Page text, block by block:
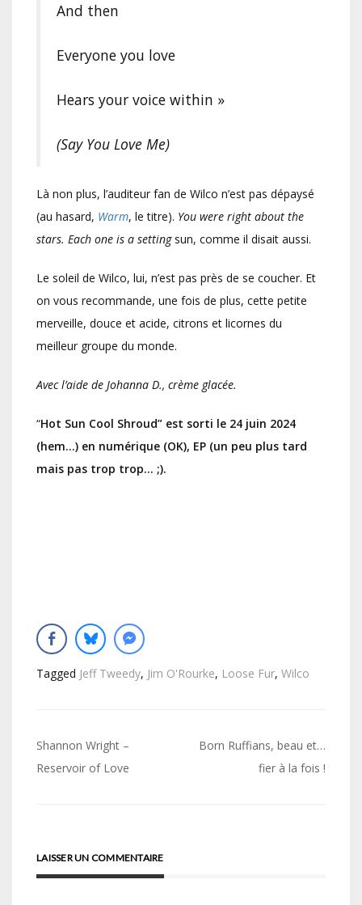
And then
Everyone you love
Hears your voice within »
(Say You Love Me)
Là non plus, l’auditeur fan de Wilco n’est pas dépaysé
(au hasard, Warm, le titre). You were right about the
stars. Each one is a setting sun, comme il disait aussi.
Le soleil de Wilco, lui, n’est pas près de se coucher. Et
on vous recommande, une fois de plus, cette petite
merveille, douce et acide, citrons et licornes du
meilleur groupe du monde.
Avec l’aide de Johanna D., crème glacée.
“Hot Sun Cool Shroud” est sorti le 24 juin 2024
(hem…) en numérique (OK), EP (un peu plus tard
mais pas trop trop… ;).
Tagged Jeff Tweedy, Jim O'Rourke, Loose Fur, Wilco
Navigation
de
Shannon Wright –
Reservoir of Love
Born Ruffians, beau et…
fier à la fois !
LAISSER UN COMMENTAIRE